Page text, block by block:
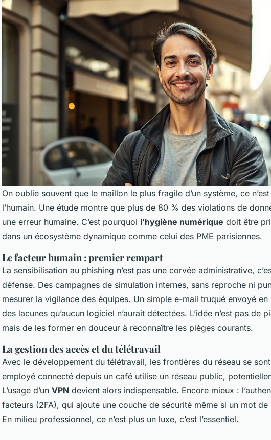
On oublie souvent que le maillon le plus fragile d’un système, ce
l’humain. Une étude montre que plus de 80 % des violations de
une erreur humaine. C’est pourquoi l’hygiène numérique doit être
dans un écosystème dynamique comme celui des PME parisiennes.
Le facteur humain : premier rempart
La sensibilisation au phishing n’est pas une corvée administrative,
défense. Des campagnes de simulation internes, sans reproche ni
mesurer la vigilance des équipes. Un simple e-mail truqué envoyé
des lacunes qu’aucun logiciel n’aurait détectées. L’idée n’est pas de
mais de les former en douceur à reconnaître les pièges courants.
La gestion des accès et du télétravail
Avec le développement du télétravail, les frontières du réseau se
employé connecté depuis un café utilise un réseau public,
L’usage d’un VPN devient alors indispensable. Encore mieux :
facteurs (2FA), qui ajoute une couche de sécurité même si un mot
En milieu professionnel, ce n’est plus un luxe, c’est l’essentiel.